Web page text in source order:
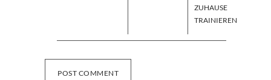
POST COMMENT
ZUHAUSE
TRAINIEREN